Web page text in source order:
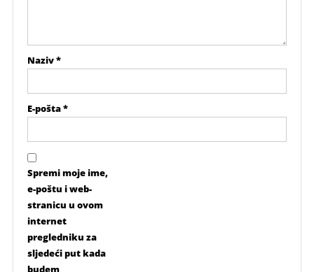
Naziv*
E-pošta*
Spremi moje ime,
e-poštu i web-
stranicu u ovom
internet
pregledniku za
sljedeći put kada